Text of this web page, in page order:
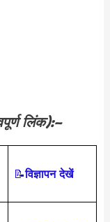
लिंक):–
📝विज्ञापन देखें